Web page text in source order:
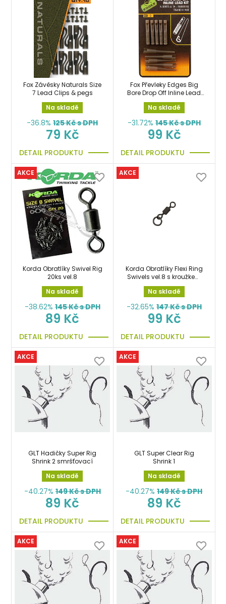
Fox Závěsky Naturals Size
7 Lead Clips & pegs
Na skladě
-36.8% 125Kč s DPH
79 Kč
DETAIL PRODUKTU
Fox Převleky Edges Big
Bore Drop Off Inline Lead
Kit bezpečnostní klip
Na skladě
-31.72% 145Kč s DPH
99 Kč
DETAIL PRODUKTU
AKCE
Korda Obratlíky Swivel Rig
20ks vel.8
Na skladě
-38.62% 145Kč s DPH
89 Kč
DETAIL PRODUKTU
AKCE
Korda Obratlíky Flexi Ring
Swivels vel.8 s kroužkem
360°
Na skladě
-32.65% 147Kč s DPH
99 Kč
DETAIL PRODUKTU
AKCE
GLT Hadičky Super Rig
Shrink 2 smršťovací
Na skladě
-40.27% 149Kč s DPH
89 Kč
DETAIL PRODUKTU
AKCE
GLT Super Clear Rig
Shrink 1
Na skladě
-40.27% 149Kč s DPH
89 Kč
DETAIL PRODUKTU
AKCE AKCE